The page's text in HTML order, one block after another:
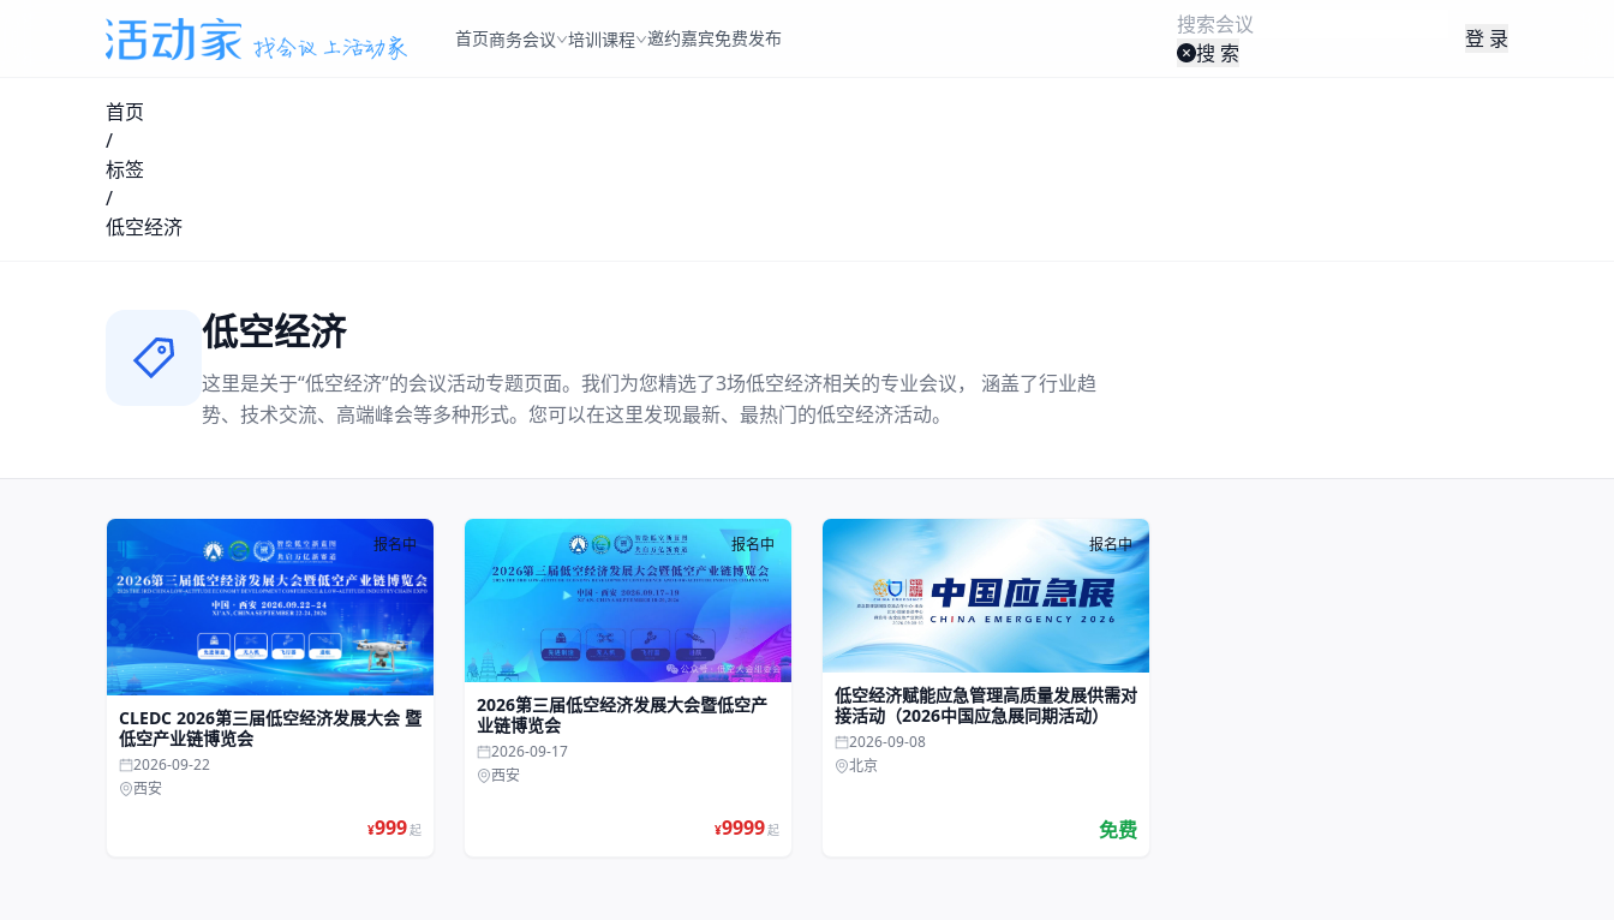
首页商务会议 培训课程 邀约嘉宾免费发布
搜 索
登 录
首页
/
标签
/
低空经济
低空经济
这里是关于“低空经济”的会议活动专题页面。我们为您精选了3场低空经济相关的专业会议， 涵盖了行业趋
势、技术交流、高端峰会等多种形式。您可以在这里发现最新、最热门的低空经济活动。
报名中
CLEDC 2026第三届低空经济发展大会 暨
低空产业链博览会
2026-09-22
西安
¥999起
报名中
2026第三届低空经济发展大会暨低空产
业链博览会
2026-09-17
西安
¥9999起
报名中
低空经济赋能应急管理高质量发展供需对
接活动（2026中国应急展同期活动）
2026-09-08
北京
免费